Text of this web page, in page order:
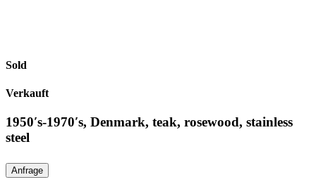
Sold
Verkauft
1950′s-1970′s, Denmark, teak, rosewood, stainless
steel
Anfrage